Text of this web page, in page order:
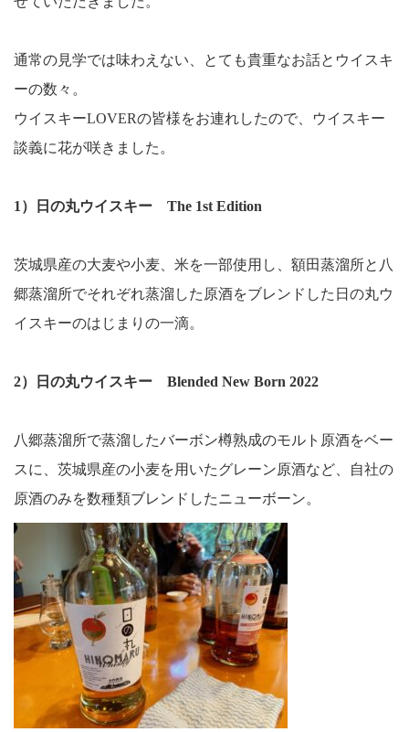
通常の見学では味わえない、とても貴重なお話とウイスキ
ーの数々。
ウイスキーLOVERの皆様をお連れしたので、ウイスキー
談義に花が咲きました。
1）日の丸ウイスキー The 1st Edition
茨城県産の大麦や小麦、米を一部使用し、額田蒸溜所と八
郷蒸溜所でそれぞれ蒸溜した原酒をブレンドした日の丸ウ
イスキーのはじまりの一滴。
2）日の丸ウイスキー Blended New Born 2022
八郷蒸溜所で蒸溜したバーボン樽熟成のモルト原酒をベー
スに、茨城県産の小麦を用いたグレーン原酒など、自社の
原酒のみを数種類ブレンドしたニューボーン。